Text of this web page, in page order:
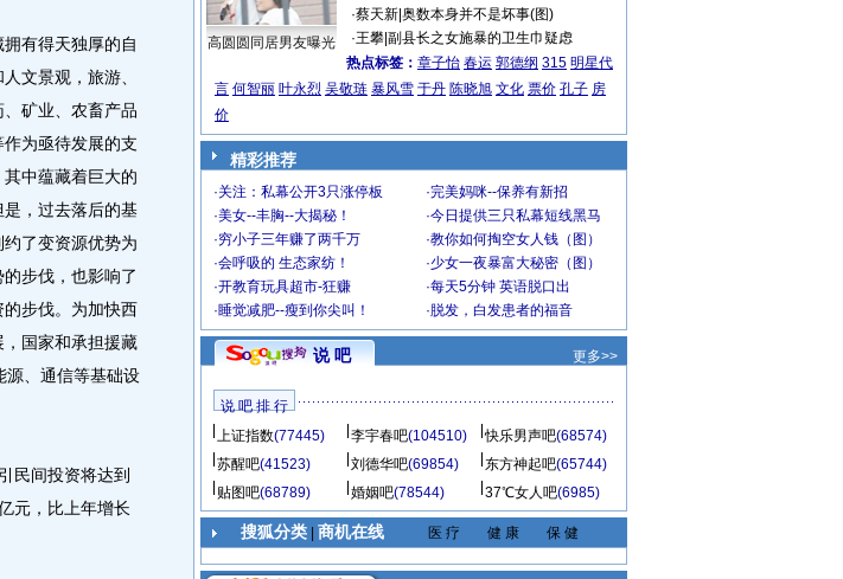
有得天独厚的自
文景观，旅游、
、矿业、农畜产品
作为亟待发展的支
其中蕴藏着巨大的
是，过去落后的基
约了变资源优势为
步伐，也影响了
的步伐。为加快西
，国家和承担援藏
源、通信等基础设
民间投资将达到
元，比上年增长
高圆圆同居男友曝光
·蔡天新| 奥数本身并不是坏事(图)
·王攀| 副县长之女施暴的卫生巾疑虑
热点标签： 章子怡 春运 郭德纲 315 明星代
言 何智丽 叶永烈 吴敬琏 暴风雪 于丹 陈晓旭 文化 票价 孔子 房
价
精彩推荐
·关注：私幕公开3只涨停板 ·完美妈咪--保养有新招
·美女--丰胸--大揭秘！ ·今日提供三只私幕短线黑马
·穷小子三年赚了两千万 ·教你如何掏空女人钱（图）
·会呼吸的 生态家纺！ ·少女一夜暴富大秘密（图）
·开教育玩具超市-狂赚 ·每天5分钟 英语脱口出
·睡觉减肥--瘦到你尖叫！ · 脱发，白发患者的福音
说 吧 更多>>
说 吧 排 行
上证指数(77445) 李宇春吧(104510) 快乐男声吧(68574)
苏醒吧(41523) 刘德华吧(69854) 东方神起吧(65744)
贴图吧(68789) 婚姻吧(78544) 37℃女人吧(6985)
搜狐分类| 商机在线 医 疗 健 康 保 健